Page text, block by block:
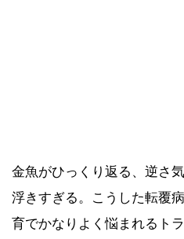
金魚がひっくり返る、逆さ
浮きすぎる。こうした転覆
育でかなりよく悩まれるトラ